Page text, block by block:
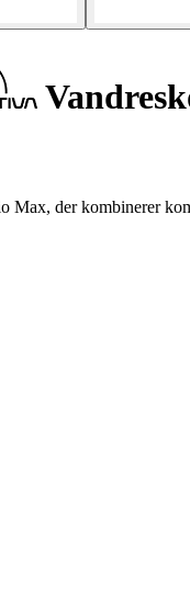
Max, der kombinerer